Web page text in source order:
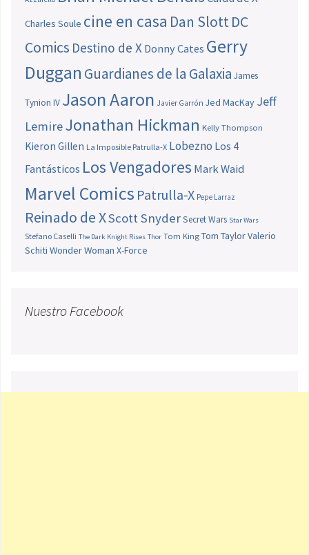
Charles Soule cine en casa Dan SlottDC
Comics Destino de X Donny Cates Gerry
Duggan Guardianes de la Galaxia James
Tynion IV Jason Aaron Javier Garrón Jed MacKay Jeff
LemireJonathan Hickman Kelly Thompson
Kieron Gillen La Imposible Patrulla-X Lobezno Los 4
Fantásticos Los Vengadores Mark Waid
Marvel Comics Patrulla-X Pepe Larraz
Reinado de XScott SnyderSecret Wars Star Wars
Stefano Caselli The Dark Knight Rises Thor Tom King Tom TaylorValerio
Schiti Wonder Woman X-Force
Nuestro Facebook